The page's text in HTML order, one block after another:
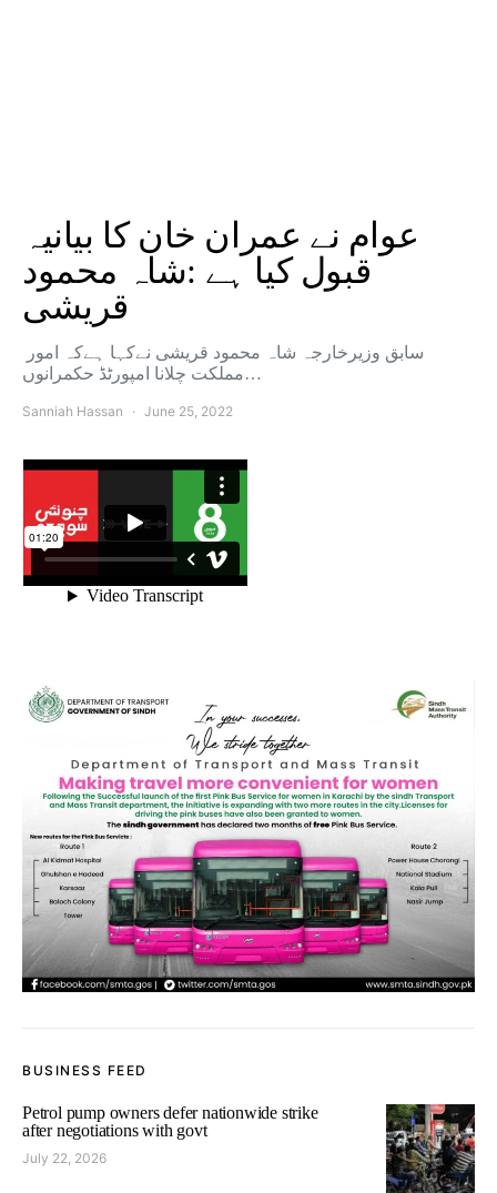
عوام نے عمران خان کا بیانیہ
قبول کیا ہے :شاہ محمود
قریشی
مملکت چلانا امپورٹڈ حکمرانوں…
Sanniah Hassan June 25, 2022
BUSINESS FEED
Petrol pump owners defer nationwide strike
after negotiations with govt
July 22, 2026